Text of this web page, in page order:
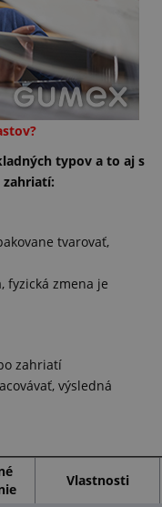
typov a to aj s
tvarovať,
fyzická zmena je
zahriatí
výsledná
Vlastnosti